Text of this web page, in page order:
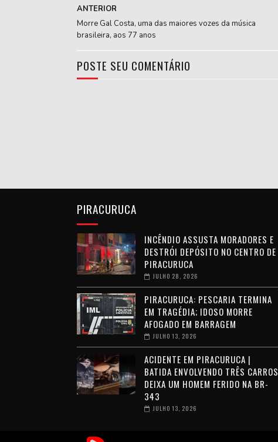
ANTERIOR
Morre Gal Costa, uma das maiores vozes da música
brasileira, aos 77 anos
POSTE SEU COMENTÁRIO
PIRACURUCA
INCÊNDIO ASSUSTA MORADORES E
DESTRÓI DEPÓSITO NO CENTRO DE
PIRACURUCA
JULHO 28, 2026
PIRACURUCA: PESCARIA TERMINA
EM TRAGÉDIA; IDOSO MORRE
AFOGADO EM BARRAGEM
JULHO 13, 2026
ACIDENTE EM PIRACURUCA |
BATIDA ENVOLVENDO TRÊS CARROS
DEIXA UM HOMEM FERIDO NA BR-
343
JULHO 13, 2026